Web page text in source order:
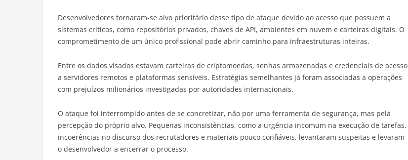
Desenvolvedores tornaram-se alvo prioritário desse tipo de ataque devido ao acesso que possuem a
sistemas críticos, como repositórios privados, chaves de API, ambientes em nuvem e carteiras digitais. O
comprometimento de um único profissional pode abrir caminho para infraestruturas inteiras.
Entre os dados visados estavam carteiras de criptomoedas, senhas armazenadas e credenciais de acesso
a servidores remotos e plataformas sensíveis. Estratégias semelhantes já foram associadas a operações
com prejuízos milionários investigadas por autoridades internacionais.
O ataque foi interrompido antes de se concretizar, não por uma ferramenta de segurança, mas pela
percepção do próprio alvo. Pequenas inconsistências, como a urgência incomum na execução de tarefas,
incoerências no discurso dos recrutadores e materiais pouco confiáveis, levantaram suspeitas e levaram
o desenvolvedor a encerrar o processo.